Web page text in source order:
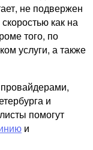
не подвержен
как на
того, по
услуги, а также
и
помогут
и